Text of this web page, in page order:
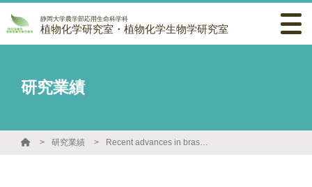
静岡大学農学部応用生命科学科
植物化学研究室・植物化学生物学研究室
研究業績
研究業績 Recent advances in brassinosteroid biosynthetic pathway: insight into novel brassinosteroid shortcut pathway